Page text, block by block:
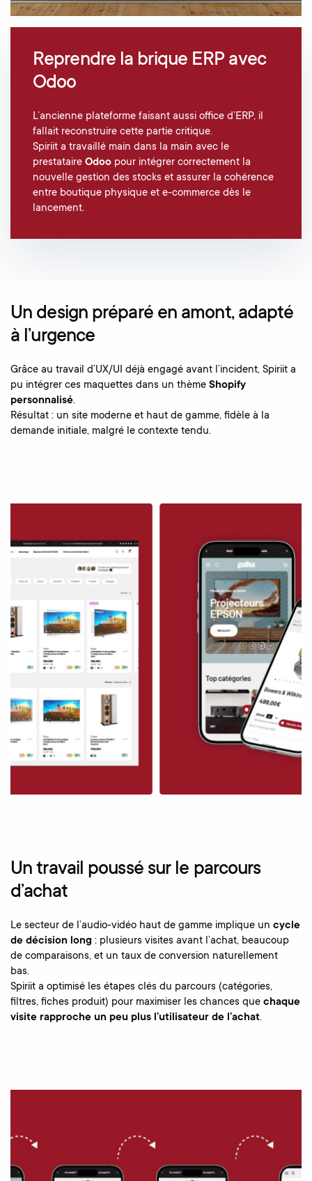
Reprendre la brique ERP avec
Odoo
L’ancienne plateforme faisant aussi office d’ERP, il
fallait reconstruire cette partie critique.
Spiriit a travaillé main dans la main avec le
prestataire Odoo pour intégrer correctement la
nouvelle gestion des stocks et assurer la cohérence
entre boutique physique et e-commerce dès le
lancement.
Un design préparé en amont, adapté
à l’urgence
Grâce au travail d’UX/UI déjà engagé avant l’incident, Spiriit a
pu intégrer ces maquettes dans un thème Shopify
personnalisé.
Résultat : un site moderne et haut de gamme, fidèle à la
demande initiale, malgré le contexte tendu.
Un travail poussé sur le parcours
d’achat
Le secteur de l’audio-vidéo haut de gamme implique un cycle
de décision long : plusieurs visites avant l’achat, beaucoup
de comparaisons, et un taux de conversion naturellement
bas.
Spiriit a optimisé les étapes clés du parcours (catégories,
filtres, fiches produit) pour maximiser les chances que chaque
visite rapproche un peu plus l’utilisateur de l’achat.